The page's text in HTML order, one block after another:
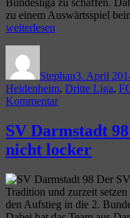
Bundesliga zu schaffen.
zu einem Auswärtsspiel
weiterlesen
Stephan3. April
Heidenheim, Dritte Liga,
Kommentarzu
1.
FC
so
gut
wie
perfekt
SV Darmstadt
nicht locker
Der
Tradition und zurzeit
den Aufstieg in die 2.